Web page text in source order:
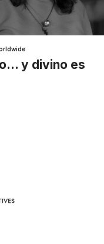
y divino es